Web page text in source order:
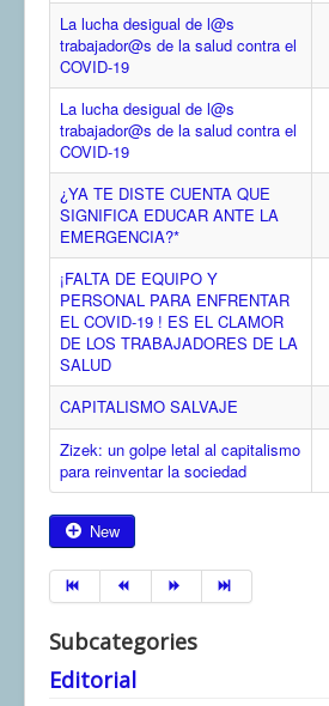
voz de la Casa de los pueblos
La lucha desigual de l@s
trabajador@s de la salud contra el
COVID-19
La lucha desigual de l@s
trabajador@s de la salud contra el
COVID-19
¿YA TE DISTE CUENTA QUE
SIGNIFICA EDUCAR ANTE LA
EMERGENCIA?*
¡FALTA DE EQUIPO Y
PERSONAL PARA ENFRENTAR
EL COVID-19 ! ES EL CLAMOR
DE LOS TRABAJADORES DE LA
SALUD
CAPITALISMO SALVAJE
Zizek: un golpe letal al capitalismo
para reinventar la sociedad
New
Subcategories
Editorial